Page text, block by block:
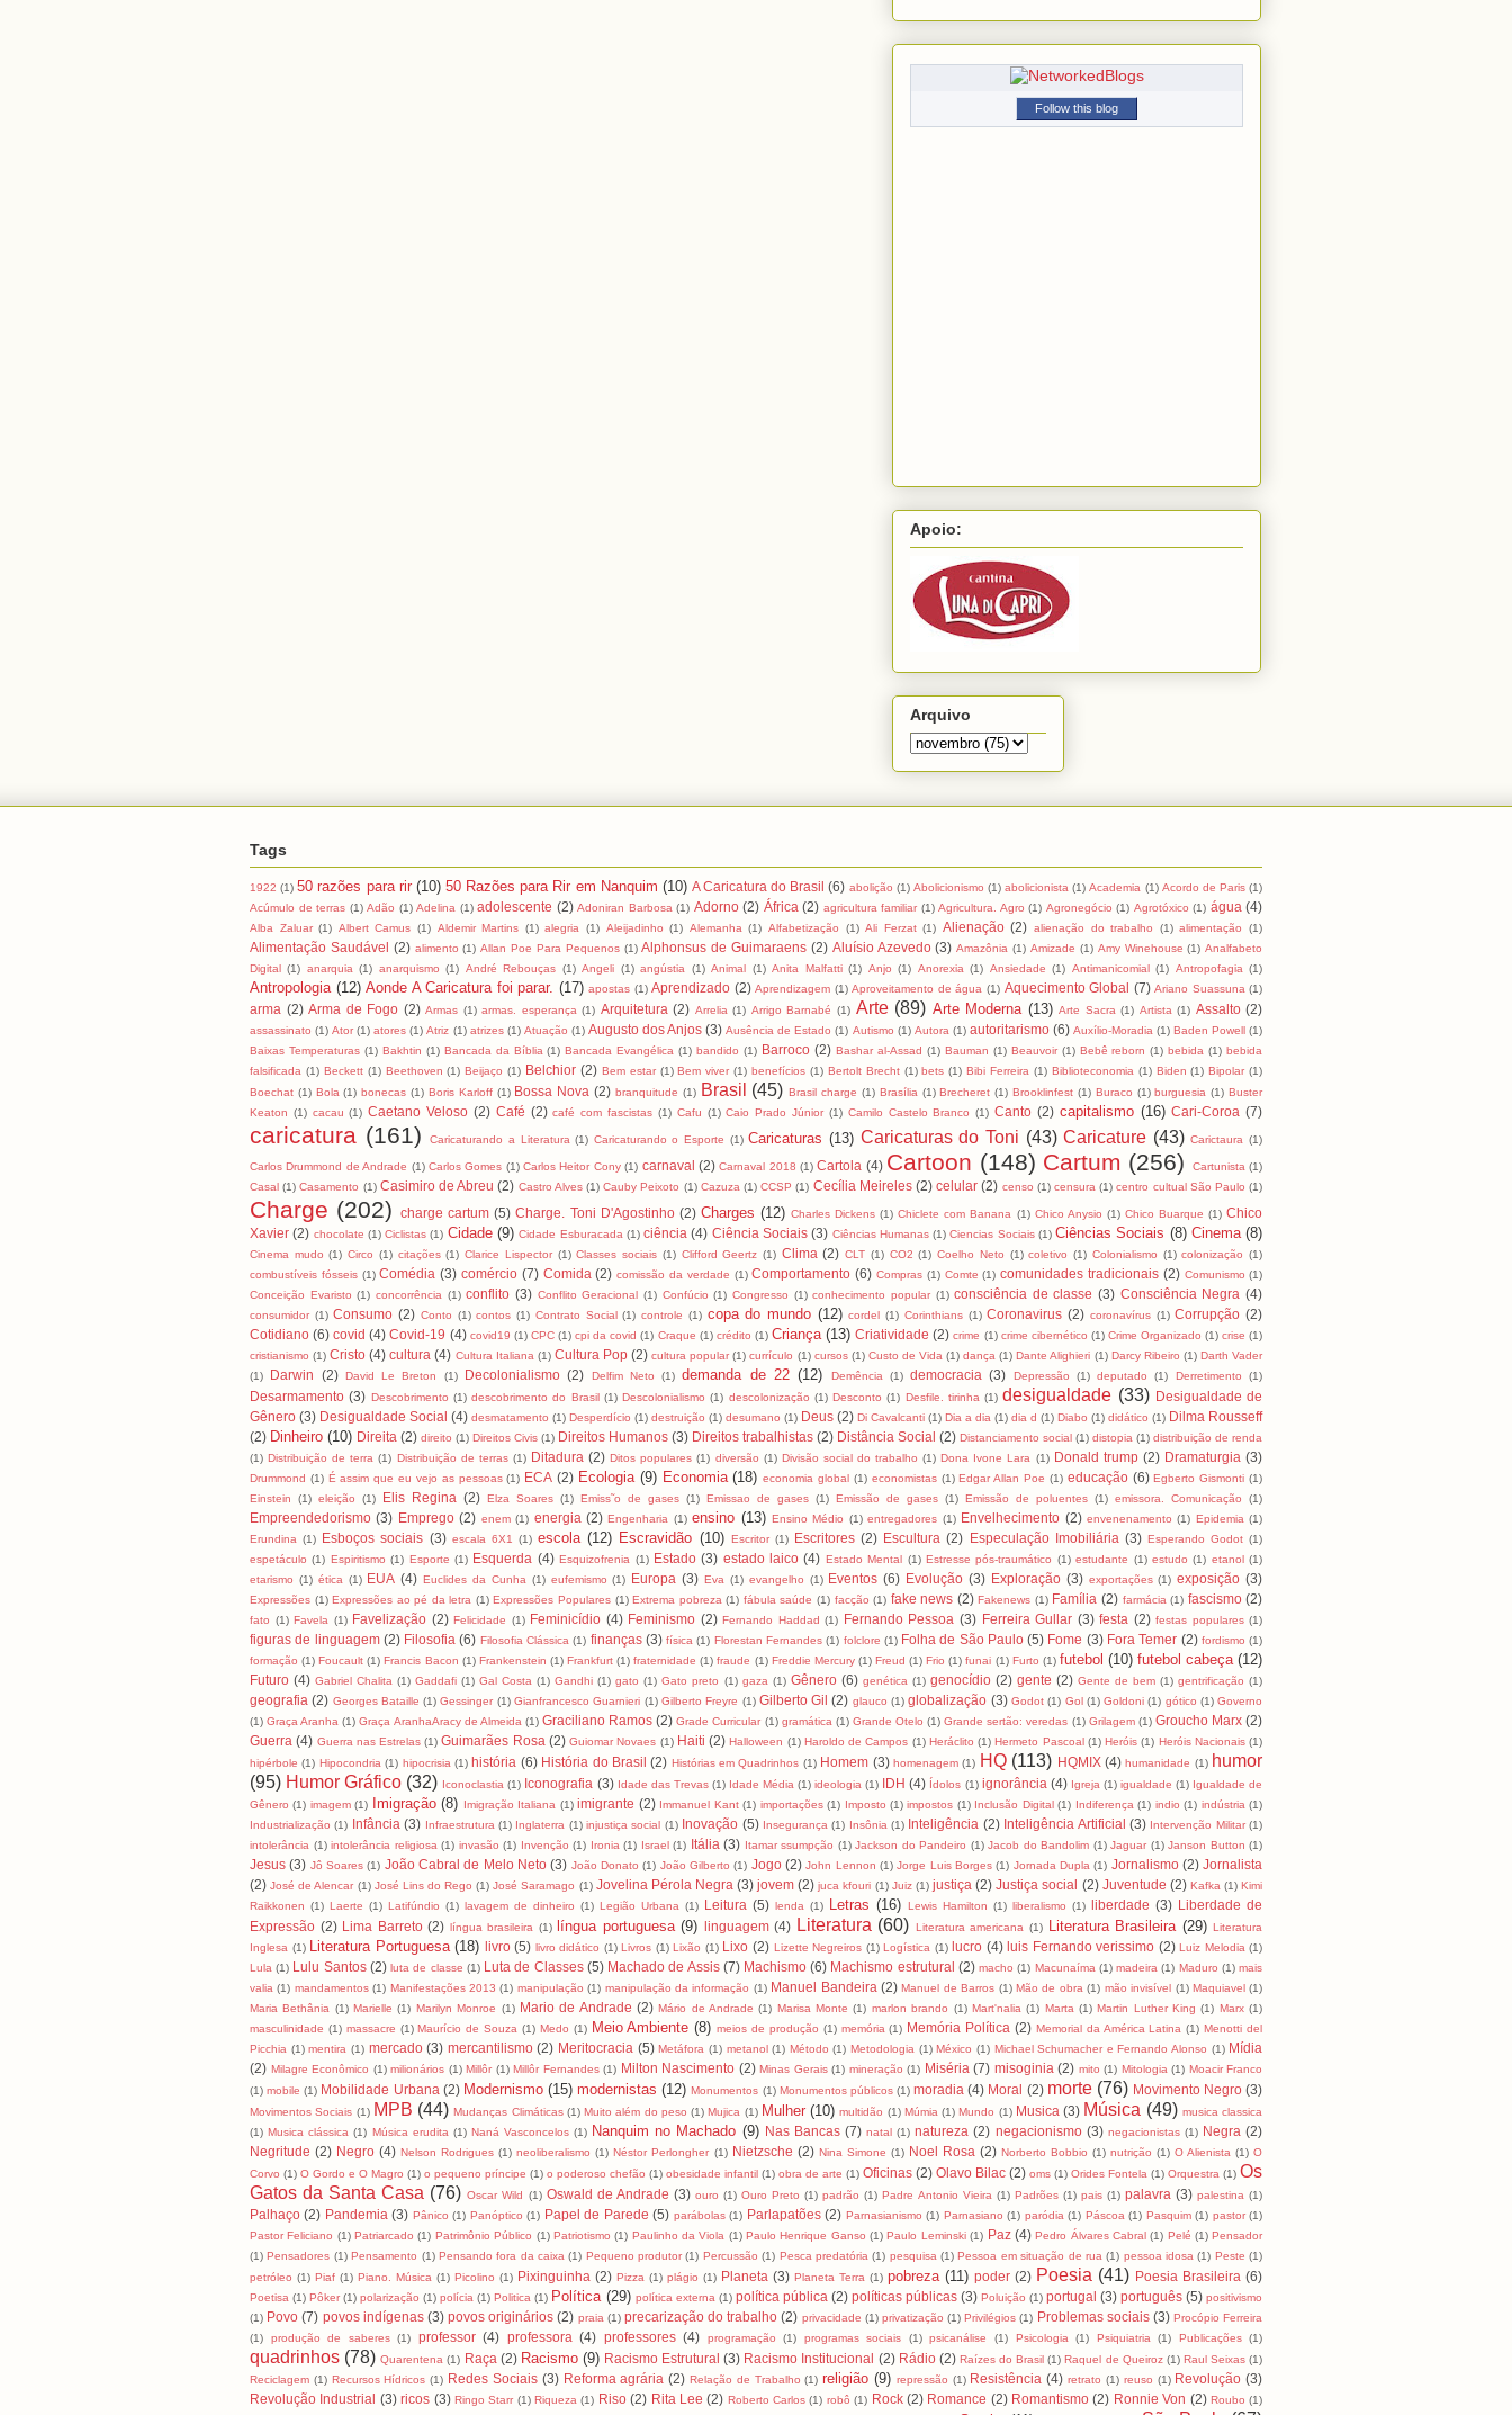
Follow this blog
Apoio:
Arquivo
Tags
1922 (1) 50 razões para rir (10) 50 Razões para Rir em Nanquim (10) A Caricatura do Brasil (6) abolição (1) Abolicionismo (1) abolicionista (1) Academia (1) Acordo de Paris (1)
Acúmulo de terras (1) Adão (1) Adelina (1) adolescente (2) Adoniran Barbosa (1) Adorno (2) África (2) agricultura familiar (1) Agricultura. Agro (1) Agronegócio (1) Agrotóxico (1) água (4)
Alba Zaluar (1) Albert Camus (1) Aldemir Martins (1) alegria (1) Aleijadinho (1) Alemanha (1) Alfabetização (1) Ali Ferzat (1) Alienação (2) alienação do trabalho (1) alimentação (1)
Alimentação Saudável (2) alimento (1) Allan Poe Para Pequenos (1) Alphonsus de Guimaraens (2) Aluísio Azevedo (3) Amazônia (1) Amizade (1) Amy Winehouse (1) Analfabeto
Digital (1) anarquia (1) anarquismo (1) André Rebouças (1) Angeli (1) angústia (1) Animal (1) Anita Malfatti (1) Anjo (1) Anorexia (1) Ansiedade (1) Antimanicomial (1) Antropofagia (1)
Antropologia (12) Aonde A Caricatura foi parar. (17) apostas (1) Aprendizado (2) Aprendizagem (1) Aproveitamento de água (1) Aquecimento Global (7) Ariano Suassuna (1)
arma (2) Arma de Fogo (2) Armas (1) armas. esperança (1) Arquitetura (2) Arrelia (1) Arrigo Barnabé (1) Arte (89) Arte Moderna (13) Arte Sacra (1) Artista (1) Assalto (2)
assassinato (1) Ator (1) atores (1) Atriz (1) atrizes (1) Atuação (1) Augusto dos Anjos (3) Ausência de Estado (1) Autismo (1) Autora (1) autoritarismo (6) Auxílio-Moradia (1) Baden Powell (1)
Baixas Temperaturas (1) Bakhtin (1) Bancada da Bíblia (1) Bancada Evangélica (1) bandido (1) Barroco (2) Bashar al-Assad (1) Bauman (1) Beauvoir (1) Bebê reborn (1) bebida (1) bebida
falsificada (1) Beckett (1) Beethoven (1) Beijaço (1) Belchior (2) Bem estar (1) Bem viver (1) benefícios (1) Bertolt Brecht (1) bets (1) Bibi Ferreira (1) Biblioteconomia (1) Biden (1) Bipolar (1)
Boechat (1) Bola (1) bonecas (1) Boris Karloff (1) Bossa Nova (2) branquitude (1) Brasil (45) Brasil charge (1) Brasília (1) Brecheret (1) Brooklinfest (1) Buraco (1) burguesia (1) Buster
Keaton (1) cacau (1) Caetano Veloso (2) Café (2) café com fascistas (1) Cafu (1) Caio Prado Júnior (1) Camilo Castelo Branco (1) Canto (2) capitalismo (16) Cari-Coroa (7)
caricatura (161) Caricaturando a Literatura (1) Caricaturando o Esporte (1) Caricaturas (13) Caricaturas do Toni (43) Caricature (43) Carictaura (1)
Carlos Drummond de Andrade (1) Carlos Gomes (1) Carlos Heitor Cony (1) carnaval (2) Carnaval 2018 (1) Cartola (4) Cartoon (148) Cartum (256) Cartunista (1)
Casal (1) Casamento (1) Casimiro de Abreu (2) Castro Alves (1) Cauby Peixoto (1) Cazuza (1) CCSP (1) Cecília Meireles (2) celular (2) censo (1) censura (1) centro cultual São Paulo (1)
Charge (202) charge cartum (5) Charge. Toni D'Agostinho (2) Charges (12) Charles Dickens (1) Chiclete com Banana (1) Chico Anysio (1) Chico Buarque (1) Chico
Xavier (2) chocolate (1) Ciclistas (1) Cidade (9) Cidade Esburacada (1) ciência (4) Ciência Sociais (3) Ciências Humanas (1) Ciencias Sociais (1) Ciências Sociais (8) Cinema (8)
Cinema mudo (1) Circo (1) citações (1) Clarice Lispector (1) Classes sociais (1) Clifford Geertz (1) Clima (2) CLT (1) CO2 (1) Coelho Neto (1) coletivo (1) Colonialismo (1) colonização (1)
combustíveis fósseis (1) Comédia (3) comércio (7) Comida (2) comissão da verdade (1) Comportamento (6) Compras (1) Comte (1) comunidades tradicionais (2) Comunismo (1)
Conceição Evaristo (1) concorrência (1) conflito (3) Conflito Geracional (1) Confúcio (1) Congresso (1) conhecimento popular (1) consciência de classe (3) Consciência Negra (4)
consumidor (1) Consumo (2) Conto (1) contos (1) Contrato Social (1) controle (1) copa do mundo (12) cordel (1) Corinthians (1) Coronavirus (2) coronavírus (1) Corrupção (2)
Cotidiano (6) covid (4) Covid-19 (4) covid19 (1) CPC (1) cpi da covid (1) Craque (1) crédito (1) Criança (13) Criatividade (2) crime (1) crime cibernético (1) Crime Organizado (1) crise (1)
cristianismo (1) Cristo (4) cultura (4) Cultura Italiana (1) Cultura Pop (2) cultura popular (1) currículo (1) cursos (1) Custo de Vida (1) dança (1) Dante Alighieri (1) Darcy Ribeiro (1) Darth Vader
(1)
Darwin (2) David Le Breton (1) Decolonialismo (2) Delfim Neto (1) demanda de 22 (12) Demência (1) democracia (3) Depressão (1) deputado (1) Derretimento (1)
Desarmamento (3) Descobrimento (1) descobrimento do Brasil (1) Descolonialismo (1) descolonização (1) Desconto (1) Desfile. tirinha (1) desigualdade (33) Desigualdade de
Gênero (3) Desigualdade Social (4) desmatamento (1) Desperdício (1) destruição (1) desumano (1) Deus (2) Di Cavalcanti (1) Dia a dia (1) dia d (1) Diabo (1) didático (1) Dilma Rousseff
(2) Dinheiro (10) Direita (2) direito (1) Direitos Civis (1) Direitos Humanos (3) Direitos trabalhistas (2) Distância Social (2) Distanciamento social (1) distopia (1) distribuição de renda
(1) Distribuição de terra (1) Distribuição de terras (1) Ditadura (2) Ditos populares (1) diversão (1) Divisão social do trabalho (1) Dona Ivone Lara (1) Donald trump (2) Dramaturgia (3)
Drummond (1) É assim que eu vejo as pessoas (1) ECA (2) Ecologia (9) Economia (18) economia global (1) economistas (1) Edgar Allan Poe (1) educação (6) Egberto Gismonti (1)
Einstein
(1) eleição (1) Elis Regina (2) Elza Soares (1) Emiss˜o de gases (1) Emissao de gases (1) Emissão de gases (1) Emissão de poluentes (1) emissora. Comunicação (1)
Empreendedorismo (3) Emprego (2) enem (1) energia (2) Engenharia (1) ensino (13) Ensino Médio (1) entregadores (1) Envelhecimento (2) envenenamento (1) Epidemia (1)
Erundina (1) Esboços sociais (3) escala 6X1 (1) escola (12) Escravidão (10) Escritor (1) Escritores (2) Escultura (2) Especulação Imobiliária (3) Esperando Godot (1)
espetáculo (1) Espiritismo (1) Esporte (1) Esquerda (4) Esquizofrenia (1) Estado (3) estado laico (4) Estado Mental (1) Estresse pós-traumático (1) estudante (1) estudo (1) etanol (1)
etarismo (1) ética (1) EUA (4) Euclides da Cunha (1) eufemismo (1) Europa (3) Eva (1) evangelho (1) Eventos (6) Evolução (3) Exploração (3) exportações (1) exposição (3)
Expressões (1) Expressões ao pé da letra (1) Expressões Populares (1) Extrema pobreza (1) fábula saúde (1) facção (1) fake news (2) Fakenews (1) Família (2) farmácia (1) fascismo (2)
fato (1) Favela (1) Favelização (2) Felicidade (1) Feminicídio (4) Feminismo (2) Fernando Haddad (1) Fernando Pessoa (3) Ferreira Gullar (3) festa (2) festas populares (1)
figuras de linguagem (2) Filosofia (6) Filosofia Clássica (1) finanças (3) física (1) Florestan Fernandes (1) folclore (1) Folha de São Paulo (5) Fome (3) Fora Temer (2) fordismo (1)
formação (1) Foucault (1) Francis Bacon (1) Frankenstein (1) Frankfurt (1) fraternidade (1) fraude (1) Freddie Mercury (1) Freud (1) Frio (1) funai (1) Furto (1) futebol (10) futebol cabeça (12)
Futuro (4) Gabriel Chalita (1) Gaddafi (1) Gal Costa (1) Gandhi (1) gato (1) Gato preto (1) gaza (1) Gênero (6) genética (1) genocídio (2) gente (2) Gente de bem (1) gentrificação (1)
geografia (2) Georges Bataille (1) Gessinger (1) Gianfrancesco Guarnieri (1) Gilberto Freyre (1) Gilberto Gil (2) glauco (1) globalização (3) Godot (1) Gol (1) Goldoni (1) gótico (1) Governo
(1) Graça Aranha (1) Graça AranhaAracy de Almeida (1) Graciliano Ramos (2) Grade Curricular (1) gramática (1) Grande Otelo (1) Grande sertão: veredas (1) Grilagem (1) Groucho Marx (2)
Guerra (4) Guerra nas Estrelas (1) Guimarães Rosa (2) Guiomar Novaes (1) Haiti (2) Halloween (1) Haroldo de Campos (1) Heráclito (1) Hermeto Pascoal (1) Heróis (1) Heróis Nacionais (1)
hipérbole (1) Hipocondria (1) hipocrisia (1) história (6) História do Brasil (2) Histórias em Quadrinhos (1) Homem (3) homenagem (1) HQ (113) HQMIX (4) humanidade (1) humor
(95) Humor Gráfico (32) Iconoclastia (1) Iconografia (3) Idade das Trevas (1) Idade Média (1) ideologia (1) IDH (4) Ídolos (1) ignorância (4) Igreja (1) igualdade (1) Igualdade de
Gênero (1) imagem (1) Imigração (8) Imigração Italiana (1) imigrante (2) Immanuel Kant (1) importações (1) Imposto (1) impostos (1) Inclusão Digital (1) Indiferença (1) indio (1) indústria (1)
Industrialização (1) Infância (3) Infraestrutura (1) Inglaterra (1) injustiça social (1) Inovação (5) Insegurança (1) Insônia (1) Inteligência (2) Inteligência Artificial (3) Intervenção Militar (1)
intolerância (1) intolerância religiosa (1) invasão (1) Invenção (1) Ironia (1) Israel (1) Itália (3) Itamar ssumpção (1) Jackson do Pandeiro (1) Jacob do Bandolim (1) Jaguar (1) Janson Button (1)
Jesus (3) Jô Soares (1) João Cabral de Melo Neto (3) João Donato (1) João Gilberto (1) Jogo (2) John Lennon (1) Jorge Luis Borges (1) Jornada Dupla (1) Jornalismo (2) Jornalista
(2) José de Alencar (1) José Lins do Rego (1) José Saramago (1) Jovelina Pérola Negra (3) jovem (2) juca kfouri (1) Juiz (1) justiça (2) Justiça social (2) Juventude (2) Kafka (1) Kimi
Raikkonen (1) Laerte (1) Latifúndio (1) lavagem de dinheiro (1) Legião Urbana (1) Leitura (5) lenda (1) Letras (16) Lewis Hamilton (1) liberalismo (1) liberdade (3) Liberdade de
Expressão (2) Lima Barreto (2) língua brasileira (1) língua portuguesa (9) linguagem (4) Literatura (60) Literatura americana (1) Literatura Brasileira (29) Literatura
Inglesa (1) Literatura Portuguesa (18) livro (5) livro didático (1) Livros (1) Lixão (1) Lixo (2) Lizette Negreiros (1) Logística (1) lucro (4) luis Fernando verissimo (2) Luiz Melodia (1)
Lula (1) Lulu Santos (2) luta de classe (1) Luta de Classes (5) Machado de Assis (7) Machismo (6) Machismo estrutural (2) macho (1) Macunaíma (1) madeira (1) Maduro (1) mais
valia (1) mandamentos (1) Manifestações 2013 (1) manipulação (1) manipulação da informação (1) Manuel Bandeira (2) Manuel de Barros (1) Mão de obra (1) mão invisível (1) Maquiavel (1)
Maria Bethânia (1) Marielle (1) Marilyn Monroe (1) Mario de Andrade (2) Mário de Andrade (1) Marisa Monte (1) marlon brando (1) Mart'nalia (1) Marta (1) Martin Luther King (1) Marx (1)
masculinidade (1) massacre (1) Maurício de Souza (1) Medo (1) Meio Ambiente (8) meios de produção (1) memória (1) Memória Política (2) Memorial da América Latina (1) Menotti del
Picchia (1) mentira (1) mercado (3) mercantilismo (2) Meritocracia (5) Metáfora (1) metanol (1) Método (1) Metodologia (1) México (1) Michael Schumacher e Fernando Alonso (1) Mídia
(2) Milagre Econômico (1) milionários (1) Millôr (1) Millôr Fernandes (1) Milton Nascimento (2) Minas Gerais (1) mineração (1) Miséria (7) misoginia (2) mito (1) Mitologia (1) Moacir Franco
(1) mobile (1) Mobilidade Urbana (2) Modernismo (15) modernistas (12) Monumentos (1) Monumentos públicos (1) moradia (4) Moral (2) morte (76) Movimento Negro (3)
Movimentos Sociais (1) MPB (44) Mudanças Climáticas (1) Muito além do peso (1) Mujica (1) Mulher (10) multidão (1) Múmia (1) Mundo (1) Musica (3) Música (49) musica classica
(1) Musica clássica (1) Música erudita (1) Naná Vasconcelos (1) Nanquim no Machado (9) Nas Bancas (7) natal (1) natureza (2) negacionismo (3) negacionistas (1) Negra (2)
Negritude (2) Negro (4) Nelson Rodrigues (1) neoliberalismo (1) Néstor Perlongher (1) Nietzsche (2) Nina Simone (1) Noel Rosa (2) Norberto Bobbio (1) nutrição (1) O Alienista (1) O
Corvo (1) O Gordo e O Magro (1) o pequeno príncipe (1) o poderoso chefão (1) obesidade infantil (1) obra de arte (1) Oficinas (2) Olavo Bilac (2) oms (1) Orides Fontela (1) Orquestra (1) Os
Gatos da Santa Casa (76) Oscar Wild (1) Oswald de Andrade (3) ouro (1) Ouro Preto (1) padrão (1) Padre Antonio Vieira (1) Padrões (1) pais (1) palavra (3) palestina (1)
Palhaço (2) Pandemia (3) Pânico (1) Panóptico (1) Papel de Parede (5) parábolas (1) Parlapatões (2) Parnasianismo (1) Parnasiano (1) paródia (1) Páscoa (1) Pasquim (1) pastor (1)
Pastor Feliciano (1) Patriarcado (1) Patrimônio Público (1) Patriotismo (1) Paulinho da Viola (1) Paulo Henrique Ganso (1) Paulo Leminski (1) Paz (4) Pedro Álvares Cabral (1) Pelé (1) Pensador
(1) Pensadores (1) Pensamento (1) Pensando fora da caixa (1) Pequeno produtor (1) Percussão (1) Pesca predatória (1) pesquisa (1) Pessoa em situação de rua (1) pessoa idosa (1) Peste (1)
petróleo (1) Piaf (1) Piano. Música (1) Picolino (1) Pixinguinha (2) Pizza (1) plágio (1) Planeta (3) Planeta Terra (1) pobreza (11) poder (2) Poesia (41) Poesia Brasileira (6)
Poetisa (1) Pôker (1) polarização (1) polícia (1) Politica (1) Política (29) política externa (1) política pública (2) políticas públicas (3) Poluição (1) portugal (3) português (5) positivismo
(1) Povo (7) povos indígenas (3) povos originários (2) praia (1) precarização do trabalho (2) privacidade (1) privatização (1) Privilégios (1) Problemas sociais (3) Procópio Ferreira
(1)
produção de saberes (1) professor (4) professora (4) professores (4) programação (1) programas sociais (1) psicanálise (1) Psicologia (1) Psiquiatria (1) Publicações (1)
quadrinhos (78) Quarentena (1) Raça (2) Racismo (9) Racismo Estrutural (3) Racismo Institucional (2) Rádio (2) Raízes do Brasil (1) Raquel de Queiroz (1) Raul Seixas (1)
Reciclagem (1) Recursos Hídricos (1) Redes Sociais (3) Reforma agrária (2) Relação de Trabalho (1) religião (9) repressão (1) Resistência (4) retrato (1) reuso (1) Revolução (3)
Revolução Industrial (3) ricos (3) Ringo Starr (1) Riqueza (1) Riso (2) Rita Lee (2) Roberto Carlos (1) robô (1) Rock (2) Romance (2) Romantismo (2) Ronnie Von (2) Roubo (1)